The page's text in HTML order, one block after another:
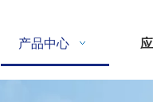
产品中心